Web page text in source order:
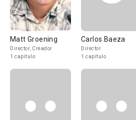
Matt Groening
Director, Creador
1 capítulo
Carlos Baeza
Director
1 capítulo